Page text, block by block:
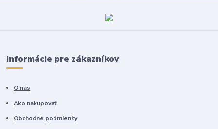
Informácie pre zákazníkov
O nás
Ako nakupovať
Obchodné podmienky